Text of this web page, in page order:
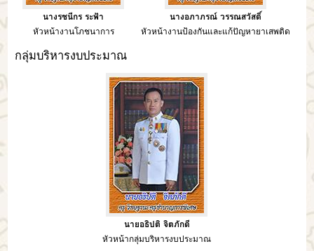
นางรชนีกร ระฟ้า
หัวหน้างานโภชนาการ
นางอภาภรณ์ วรรณสวัสดิ์
หัวหน้างานป้องกันและแก้ปัญหายาเสพติด
กลุ่มบริหารงบประมาณ
นายอธิปติ จิตภักดี
หัวหน้ากลุ่มบริหารงบประมาณ